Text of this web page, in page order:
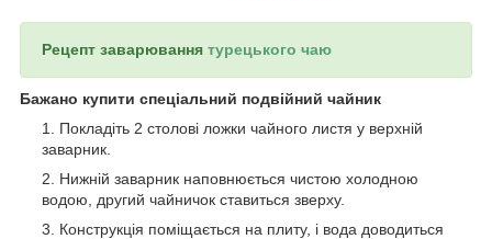
Рецепт заварювання турецького чаю
Бажано купити спеціальний подвійний чайник
Покладіть 2 столові ложки чайного листя у верхній
заварник.
Нижній заварник наповнюється чистою холодною
водою, другий чайничок ставиться зверху.
Конструкція поміщається на плиту, і вода доводиться